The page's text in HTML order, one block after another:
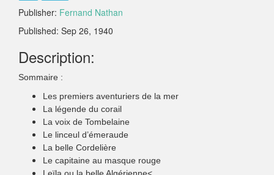
Publisher: Fernand Nathan
Published: Sep 26, 1940
Description:
Sommaire :
Les premiers aventuriers de la mer
La légende du corail
La voix de Tombelaine
Le linceul d’émeraude
La belle Cordelière
Le capitaine au masque rouge
Leïla ou la belle Algérienne<